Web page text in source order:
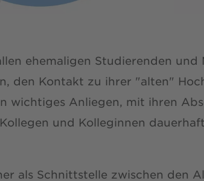
ehemaligen Studierenden und
den Kontakt zu ihrer "alten"
wichtiges Anliegen, mit ihren
und Kolleginnen
als Schnittstelle zwischen den